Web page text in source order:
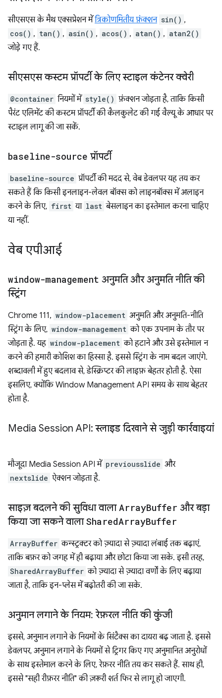
सीएसएस के मैथ एक्सप्रेशन मेंत्रिकोणमितीय फ़ंक्शन sin() ,
cos() , tan() , asin() , acos() , atan() , atan2()
जोड़े गए हैं.
सीएसएस कस्टम प्रॉपर्टी के लिए स्टाइल कंटेनर क्वेरी
@container नियमों में style() फ़ंक्शन जोड़ता है, ताकि किसी
पैरंट एलिमेंट की कस्टम प्रॉपर्टी की कैलकुलेट की गई वैल्यू के आधार पर
स्टाइल लागू की जा सकें.
baseline-source प्रॉपर्टी
baseline-source प्रॉपर्टी की मदद से, वेब डेवलपर यह तय कर
सकते हैं कि किसी इनलाइन-लेवल बॉक्स को लाइनबॉक्स में अलाइन
करने के लिए, first या last बेसलाइन का इस्तेमाल करना चाहिए
या नहीं.
वेब एपीआई
window-management अनुमति और अनुमति नीति की
स्ट्रिंग
Chrome 111, window-placement अनुमति और अनुमति-नीति
स्ट्रिंग के लिए, window-management को एक उपनाम के तौर पर
जोड़ता है. यह window-placement को हटाने और उसे इस्तेमाल न
करने की हमारी कोशिश का हिस्सा है. इससे स्ट्रिंग के नाम बदल जाएंगे.
शब्दावली में हुए बदलाव से, डेस्क्रिप्टर की लाइफ़ बेहतर होती है. ऐसा
इसलिए, क्योंकि Window Management API समय के साथ बेहतर
होता है.
Media Session API: स्लाइड दिखाने से जुड़ी कार्रवाइयां
मौजूदा Media Session API में previousslide और
nextslide ऐक्शन जोड़ता है.
साइज़ बदलने की सुविधा वालाArrayBuffer और बड़ा
किया जा सकने वालाSharedArrayBuffer
ArrayBuffer कन्स्ट्रक्टर को ज़्यादा से ज़्यादा लंबाई तक बढ़ाएं,
ताकि बफ़र को जगह में ही बढ़ाया और छोटा किया जा सके. इसी तरह,
SharedArrayBuffer को ज़्यादा से ज़्यादा वर्णों के लिए बढ़ाया
जाता है, ताकि इन-प्लेस में बढ़ोतरी की जा सके.
अनुमान लगाने के नियम: रेफ़रल नीति की कुंजी
इससे, अनुमान लगाने के नियमों के सिंटैक्स का दायरा बढ़ जाता है. इससे
डेवलपर, अनुमान लगाने के नियमों से ट्रिगर किए गए अनुमानित अनुरोधों
के साथ इस्तेमाल करने के लिए, रेफ़रर नीति तय कर सकते हैं. साथ ही,
इससे "सही रीफ़रर नीति" की ज़रूरी शर्त फिर से लागू हो जाएगी.